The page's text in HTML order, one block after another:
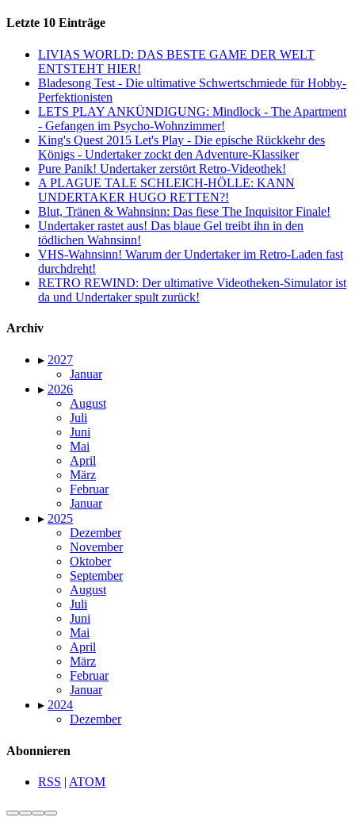
Letzte 10 Einträge
LIVIAS WORLD: DAS BESTE GAME DER WELT
ENTSTEHT HIER!
Bladesong Test - Die ultimative Schwertschmiede für Hobby-
Perfektionisten
LETS PLAY ANKÜNDIGUNG: Mindlock - The Apartment
- Gefangen im Psycho-Wohnzimmer!
King's Quest 2015 Let's Play - Die epische Rückkehr des
Königs - Undertaker zockt den Adventure-Klassiker
Pure Panik! Undertaker zerstört Retro-Videothek!
A PLAGUE TALE SCHLEICH-HÖLLE: KANN
UNDERTAKER HUGO RETTEN?!
Blut, Tränen & Wahnsinn: Das fiese The Inquisitor Finale!
Undertaker rastet aus! Das blaue Gel treibt ihn in den
tödlichen Wahnsinn!
VHS-Wahnsinn! Warum der Undertaker im Retro-Laden fast
durchdreht!
RETRO REWIND: Der ultimative Videotheken-Simulator ist
da und Undertaker spult zurück!
Archiv
▸ 2027
Januar
▸ 2026
August
Juli
Juni
Mai
April
März
Februar
Januar
▸ 2025
Dezember
November
Oktober
September
August
Juli
Juni
Mai
April
März
Februar
Januar
▸ 2024
Dezember
Abonnieren
RSS | ATOM